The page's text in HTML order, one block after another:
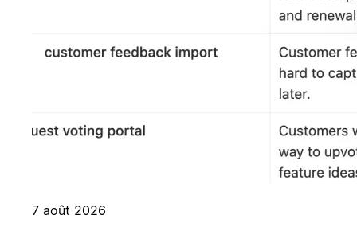
7 août 2026